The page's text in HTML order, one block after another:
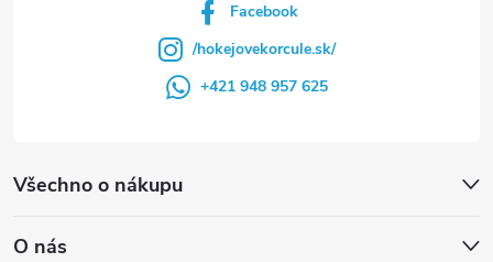
Všechno o nákupu
O nás
Facebook
/hokejovekorcule.sk/
+421 948 957 625